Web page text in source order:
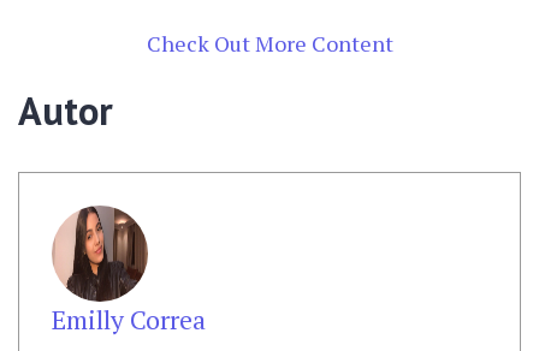
Check Out More Content
Autor
Emilly Correa